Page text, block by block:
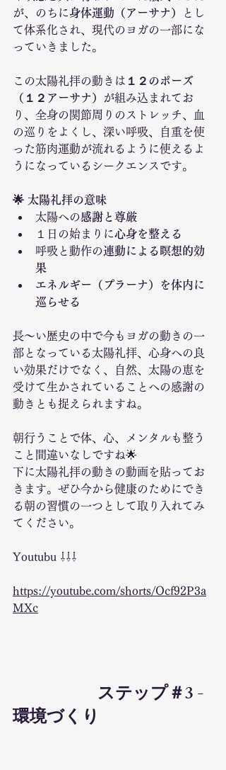
が、のちに身体運動（アーサナ）
とし
て体系化され、現代のヨガの一部にな
っていきました。
この太陽礼拝の動きは １２のポーズ
（１２アーサナ）
が組み込まれてお
り、全身の関節周りのストレッチ、血
の巡りをよくし、深い呼吸、自重を使
った筋肉運動が流れるように使えるよ
うになっているシークエンスです。
🌟 太陽礼拝の意味
太陽への感謝と尊厳
１日の始まりに心身を整える
呼吸と動作の連動による瞑想的効
果
エネルギー（プラーナ）を体内に
巡らせる
長〜い歴史の中で今もヨガの動きの一
部となっている太陽礼拝、心身への良
い効果だけでなく、自然、太陽の恵を
受けて生かされていることへの感謝の
動きとも捉えられますね。
朝行うことで体、心、メンタルも整う
こと間違いなしですね🌟
下に太陽礼拝の動きの動画を貼ってお
きます。ぜひ今から健康のためにでき
る朝の習慣の一つとして取り入れてみ
てください。
Youtubu ⇩⇩⇩
https://youtube.com/shorts/Ocf92P3a
MXc
環境づくり